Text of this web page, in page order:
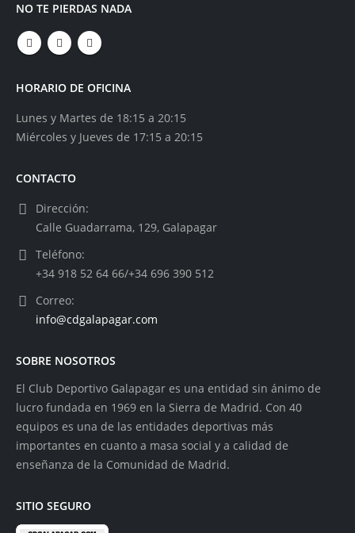
NO TE PIERDAS NADA
HORARIO DE OFICINA
Lunes y Martes de 18:15 a 20:15
Miércoles y Jueves de 17:15 a 20:15
CONTACTO
Dirección:
Calle Guadarrama, 129, Galapagar
Teléfono:
+34 918 52 64 66/+34 696 390 512
Correo:
info@cdgalapagar.com
SOBRE NOSOTROS
El Club Deportivo Galapagar es una entidad sin ánimo de
lucro fundada en 1969 en la Sierra de Madrid. Con 40
equipos es una de las entidades deportivas más
importantes en cuanto a masa social y a calidad de
enseñanza de la Comunidad de Madrid.
SITIO SEGURO